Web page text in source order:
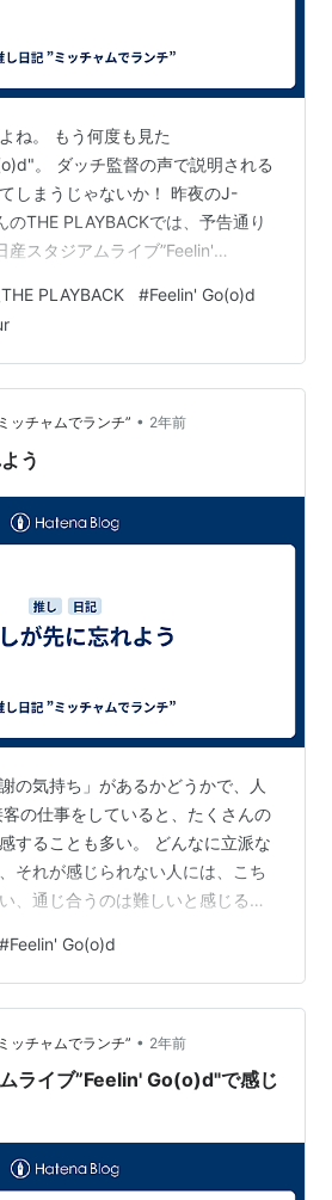
ね。 もう何度も見た
。 ダッチ監督の声で説明される
しまうじゃないか！ 昨夜のJ-
のTHE PLAYBACKでは、予告通り
スタジアムライブ”Feelin'
んだね。 さすが監督はプロとして
ャンのことにも触れていたけど、
れようが明らかに変わった。 ずっ
るくらいだから、その入れ込み様
今度のアジアアリーナツアーも、
PLAYBACK #Feelin' Go(o)d
ッチャムでランチ” • 2年前
う
の気持ち」があるかどうかで、人
の仕事をしていると、たくさんの
することも多い。 どんなに立派な
それが感じられない人には、こち
、通じ合うのは難しいと感じる。
と返されるのがオチだ。 でも、ど
に 気持ち良く過ごしたいじゃ
合いたいと思っているわけじゃな
んだけれど、自分が人と繋がりた
と感謝を示さなければいけない
は…
#Feelin' Go(o)d
ッチャムでランチ” • 2年前
ライブ”Feelin' Go(o)d"で感じ